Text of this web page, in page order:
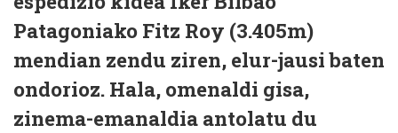
Patagoniako Fitz Roy (3.405m)
mendian zendu ziren, elur-jausi baten
ondorioz. Hala, omenaldi gisa,
zinema-emanaldia antolatu du